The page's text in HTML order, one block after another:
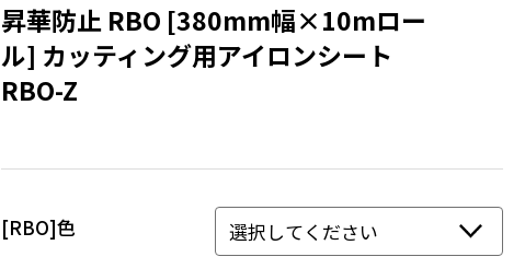
昇華防止 RBO [380mm幅×10mロー
ル] カッティング用アイロンシート
RBO-Z
[RBO]色